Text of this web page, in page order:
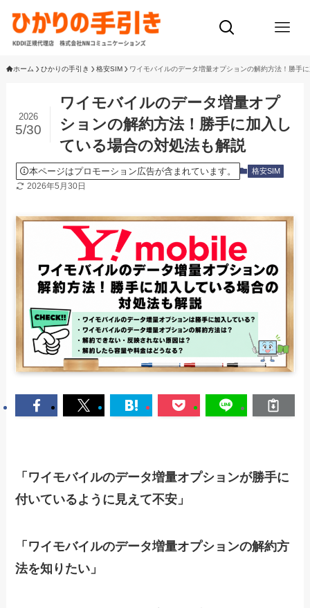
ホーム ひかりの手引き 格安SIM ワイモバイルのデータ増量オプションの解約方法！勝手
ワイモバイルのデータ増量オプ
ションの解約方法！勝手に加入し
ている場合の対処法も解説
2026
5/30
本ページはプロモーション広告が含まれています。 格安SIM
2026年5月30日
「ワイモバイルのデータ増量オプションが勝手に
付いているように見えて不安」
「ワイモバイルのデータ増量オプションの解約方
法を知りたい」